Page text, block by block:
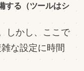
する（ツールはシ
しかし、ここで
な設定に時間